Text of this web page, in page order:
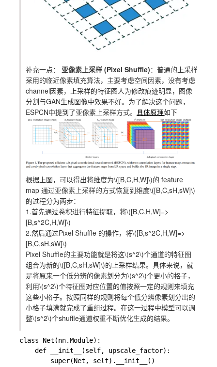
补充一点： 亚像素上采样 (Pixel Shuffle)：普通的上采样
采用的临近像素填充算法，主要考虑空间因素，没有考虑
channel因素，上采样的特征图人为修改痕迹明显，图像
分割与GAN生成图像中效果不好。为了解决这个问题，
ESPCN中提到了亚像素上采样方式。 具体原理如下
根据上图，可以得出将维度为\([B,C,H,W]\)的 feature
map 通过亚像素上采样的方式恢复到维度\([B,C,sH,sW]\)
的过程分为两步：
1.首先通过卷积进行特征提取，将\([B,C,H,W]=>
[B,s^2C,H,W]\)
2.然后通过Pixel Shuffle 的操作，将\([B,s^2C,H,W]=>
[B,C,sH,sW]\)
Pixel Shuffle的主要功能就是将这\(s^2\)个通道的特征图
组合为新的\([B,C,sH,sW]\)的上采样结果。具体来说，就
是将原来一个低分辨的像素划分为\(s^2\)个更小的格子，
利用\(s^2\)个特征图对应位置的值按照一定的规则来填充
这些小格子。按照同样的规则将每个低分辨像素划分出的
小格子填满就完成了重组过程。在这一过程中模型可以调
整\(s^2\)个shuffle通道权重不断优化生成的结果。
class Net(nn.Module):
    def __init__(self, upscale_factor):
        super(Net, self).__init__()